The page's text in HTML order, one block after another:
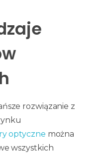
rozwiązanie z
optyczne można
wszystkich